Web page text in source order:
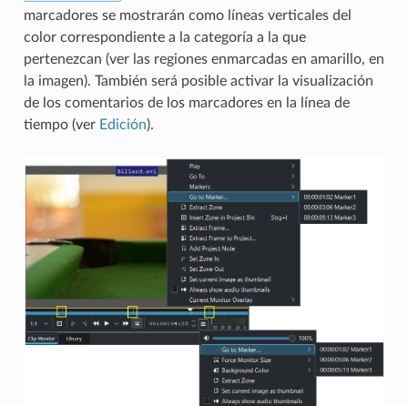
marcadores se mostrarán como líneas verticales del
color correspondiente a la categoría a la que
pertenezcan (ver las regiones enmarcadas en amarillo, en
la imagen). También será posible activar la visualización
de los comentarios de los marcadores en la línea de
tiempo (ver Edición).